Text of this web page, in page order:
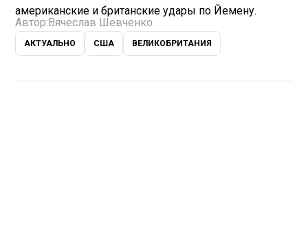
американские и британские удары по Йемену.
Автор: Вячеслав Шевченко
АКТУАЛЬНО США ВЕЛИКОБРИТАНИЯ